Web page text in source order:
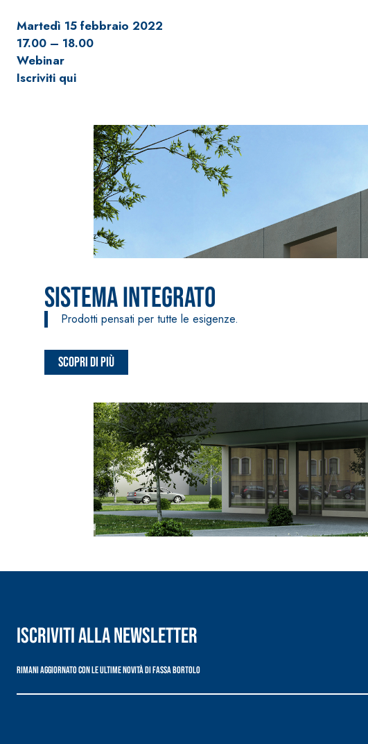
Martedì 15 febbraio 2022
17.00 – 18.00
Webinar
Iscriviti qui
Sistema Integrato
Prodotti pensati per tutte le esigenze.
Scopri di più
KB 13 EVOLUTION
Intonaco di fondo bianco fibrorinforzato a base di calce
interni ed esterni
Iscriviti alla newsletter
Rimani aggiornato con le ultime novità di Fassa Bortolo